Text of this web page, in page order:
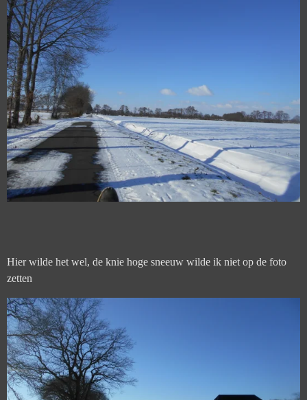
Hier wilde het wel, de knie hoge sneeuw wilde ik niet op de foto
zetten